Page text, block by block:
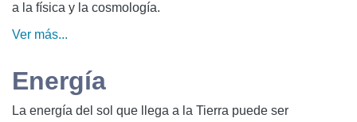
a la física y la cosmología.
Ver más...
Energía
La energía del sol que llega a la Tierra puede ser